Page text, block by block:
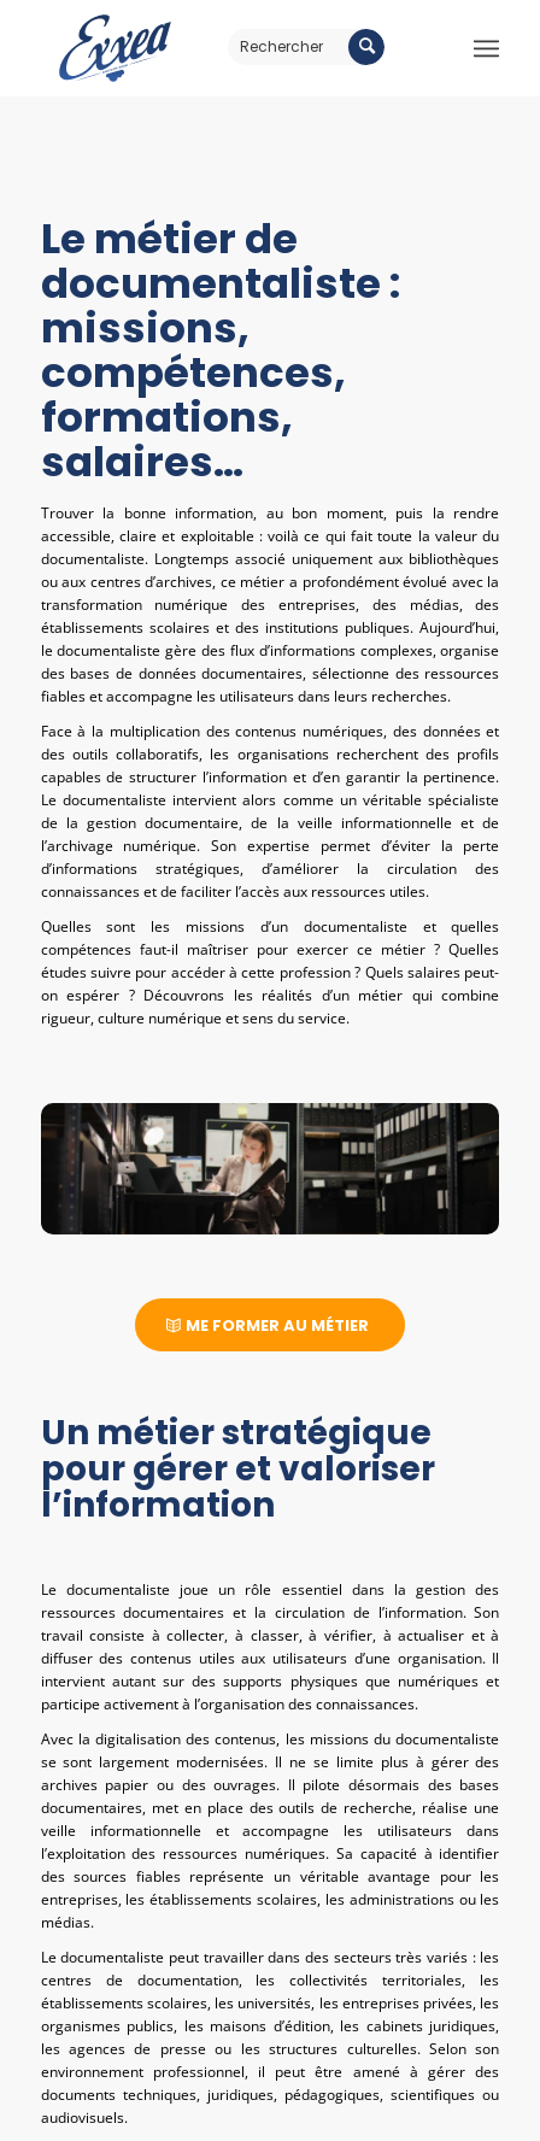
Le métier de
documentaliste :
missions,
compétences,
formations,
salaires…
Trouver la bonne information, au bon moment, puis la rendre
accessible, claire et exploitable : voilà ce qui fait toute la valeur du
documentaliste. Longtemps associé uniquement aux bibliothèques
ou aux centres d’archives, ce métier a profondément évolué avec la
transformation numérique des entreprises, des médias, des
établissements scolaires et des institutions publiques. Aujourd’hui,
le documentaliste gère des flux d’informations complexes, organise
des bases de données documentaires, sélectionne des ressources
fiables et accompagne les utilisateurs dans leurs recherches.
Face à la multiplication des contenus numériques, des données et
des outils collaboratifs, les organisations recherchent des profils
capables de structurer l’information et d’en garantir la pertinence.
Le documentaliste intervient alors comme un véritable spécialiste
de la gestion documentaire, de la veille informationnelle et de
l’archivage numérique. Son expertise permet d’éviter la perte
d’informations stratégiques, d’améliorer la circulation des
connaissances et de faciliter l’accès aux ressources utiles.
Quelles sont les missions d’un documentaliste et quelles
compétences faut-il maîtriser pour exercer ce métier ? Quelles
études suivre pour accéder à cette profession ? Quels salaires peut-
on espérer ? Découvrons les réalités d’un métier qui combine
rigueur, culture numérique et sens du service.
ME FORMER AU MÉTIER
Un métier stratégique
pour gérer et valoriser
l’information
Le documentaliste joue un rôle essentiel dans la gestion des
ressources documentaires et la circulation de l’information. Son
travail consiste à collecter, à classer, à vérifier, à actualiser et à
diffuser des contenus utiles aux utilisateurs d’une organisation. Il
intervient autant sur des supports physiques que numériques et
participe activement à l’organisation des connaissances.
Avec la digitalisation des contenus, les missions du documentaliste
se sont largement modernisées. Il ne se limite plus à gérer des
archives papier ou des ouvrages. Il pilote désormais des bases
documentaires, met en place des outils de recherche, réalise une
veille informationnelle et accompagne les utilisateurs dans
l’exploitation des ressources numériques. Sa capacité à identifier
des sources fiables représente un véritable avantage pour les
entreprises, les établissements scolaires, les administrations ou les
médias.
Le documentaliste peut travailler dans des secteurs très variés : les
centres de documentation, les collectivités territoriales, les
établissements scolaires, les universités, les entreprises privées, les
organismes publics, les maisons d’édition, les cabinets juridiques,
les agences de presse ou les structures culturelles. Selon son
environnement professionnel, il peut être amené à gérer des
documents techniques, juridiques, pédagogiques, scientifiques ou
audiovisuels.